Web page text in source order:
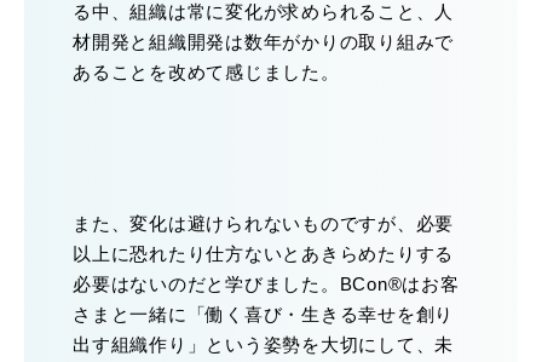
る中、組織は常に変化が求められること、人
材開発と組織開発は数年がかりの取り組みで
あることを改めて感じました。
また、変化は避けられないものですが、必要
以上に恐れたり仕方ないとあきらめたりする
必要はないのだと学びました。BCon®はお客
さまと一緒に「働く喜び・生きる幸せを創り
出す組織作り」という姿勢を大切にして、未